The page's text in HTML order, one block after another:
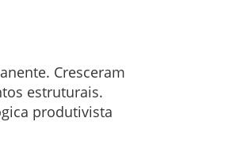
Cresceram
estruturais.
produtivista